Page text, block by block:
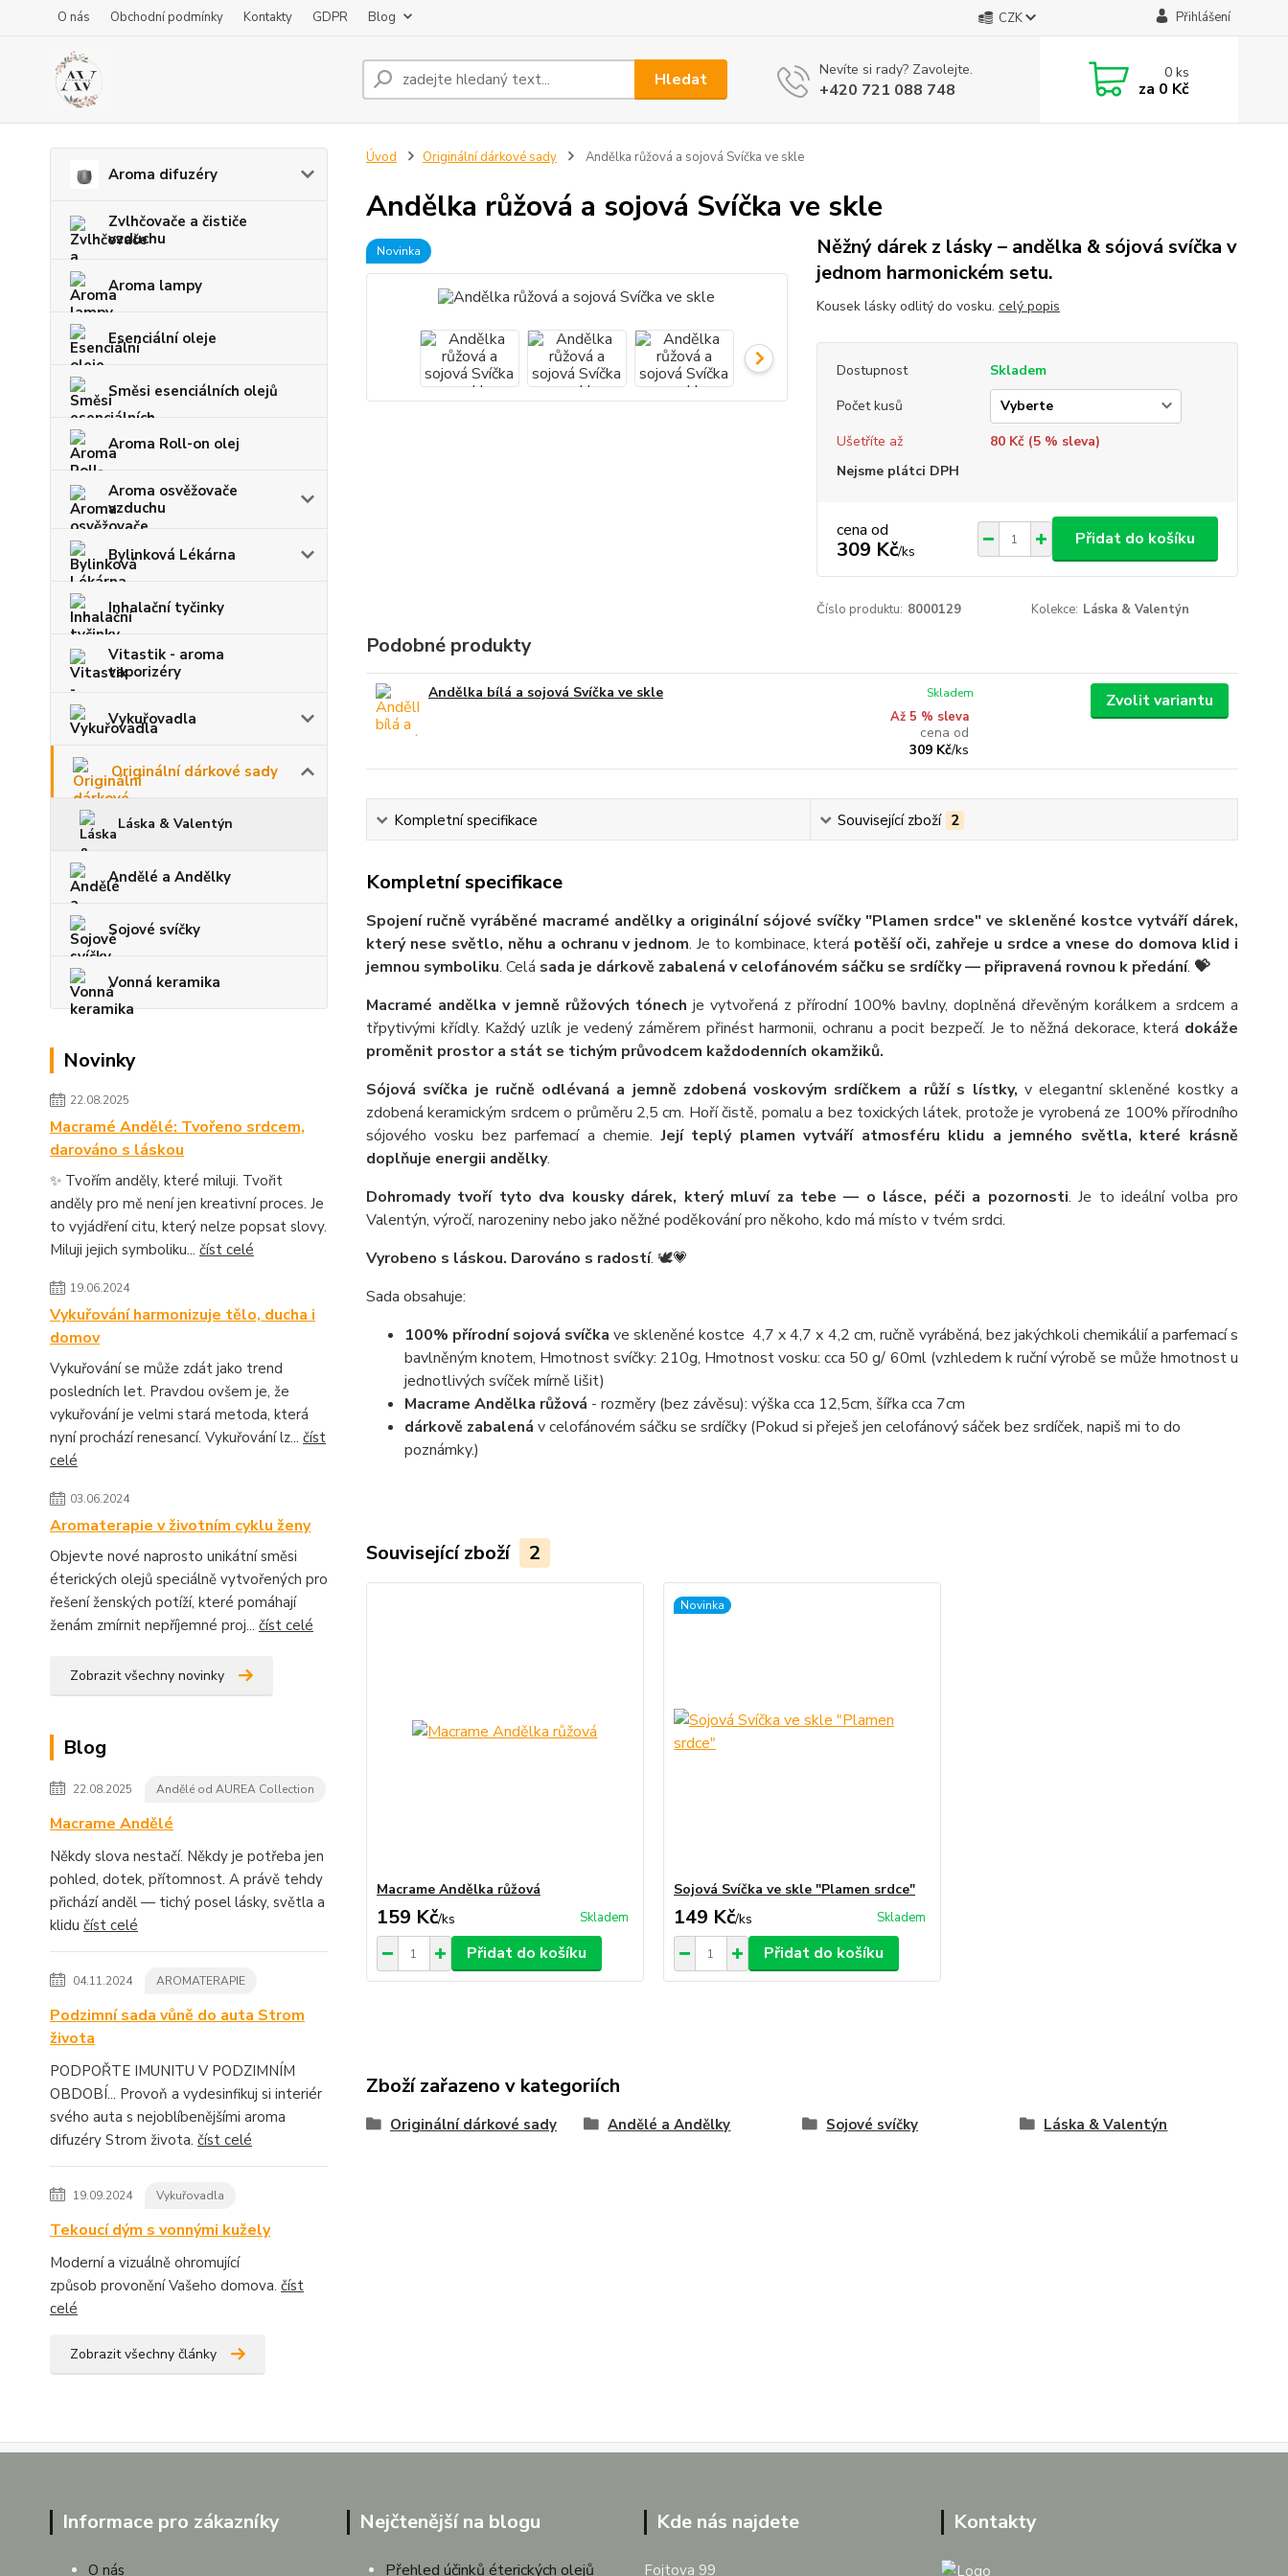
O nás Obchodní podmínky Kontakty GDPR Blog CZK Přihlášení
Hledat Nevíte si rady? Zavolejte.
+420 721 088 748
0ks
za 0 Kč
Aroma difuzéry
Zvlhčovače a čističe
vzduchu
Aroma lampy
Esenciální oleje
Směsi esenciálních olejů
Aroma Roll-on olej
Aroma osvěžovače
vzduchu
Bylinková Lékárna
Inhalační tyčinky
Vitastik - aroma
vaporizéry
Vykuřovadla
Originální dárkové sady
Láska & Valentýn
Andělé a Andělky
Sojové svíčky
Vonná keramika
Novinky
22.08.2025
Macramé Andělé: Tvořeno srdcem,
darováno s láskou
✨ Tvořím anděly, které miluji. Tvořit
anděly pro mě není jen kreativní proces. Je
to vyjádření citu, který nelze popsat slovy.
Miluji jejich symboliku... číst celé
19.06.2024
Vykuřování harmonizuje tělo, ducha i
domov
Vykuřování se může zdát jako trend
posledních let. Pravdou ovšem je, že
vykuřování je velmi stará metoda, která
nyní prochází renesancí. Vykuřování lz... číst
celé
03.06.2024
Aromaterapie v životním cyklu ženy
Objevte nové naprosto unikátní směsi
éterických olejů speciálně vytvořených pro
řešení ženských potíží, které pomáhají
ženám zmírnit nepříjemné proj... číst celé
Zobrazit všechny novinky
Blog
22.08.2025 Andělé od AUREA Collection
Macrame Andělé
Někdy slova nestačí. Někdy je potřeba jen
pohled, dotek, přítomnost. A právě tehdy
přichází anděl — tichý posel lásky, světla a
klidu číst celé
04.11.2024 AROMATERAPIE
Podzimní sada vůně do auta Strom
života
PODPOŘTE IMUNITU V PODZIMNÍM
OBDOBÍ... Provoň a vydesinfikuj si interiér
svého auta s nejoblíbenějšími aroma
difuzéry Strom života. číst celé
19.09.2024 Vykuřovadla
Tekoucí dým s vonnými kužely
Moderní a vizuálně ohromující
způsob provonění Vašeho domova. číst
celé
Zobrazit všechny články
Úvod Originální dárkové sady Andělka růžová a sojová Svíčka ve skle
Andělka růžová a sojová Svíčka ve skle
Novinka
Něžný dárek z lásky – andělka & sójová svíčka v
jednom harmonickém setu.
Kousek lásky odlitý do vosku. celý popis
Dostupnost
Skladem
Počet kusů
Ušetříte až
80 Kč (5% sleva)
Nejsme plátci DPH
cena od
309 Kč/ks
Přidat do košíku
Číslo produktu: 8000129 Kolekce: Láska & Valentýn
Podobné produkty
Andělka bílá a sojová Svíčka ve skle
Až 5 % sleva
cena od
309 Kč/ks
Skladem Zvolit variantu
Kompletní specifikace Související zboží 2
Kompletní specifikace
Spojení ručně vyráběné macramé andělky a originální sójové svíčky "Plamen srdce" ve skleněné kostce vytváří dárek,
který nese světlo, něhu a ochranu v jednom. Je to kombinace, která potěší oči, zahřeje u srdce a vnese do domova klid i
jemnou symboliku. Celá sada je dárkově zabalená v celofánovém sáčku se srdíčky — připravená rovnou k předání. 💝
Macramé andělka v jemně růžových tónech je vytvořená z přírodní 100% bavlny, doplněná dřevěným korálkem a srdcem a
třpytivými křídly. Každý uzlík je vedený záměrem přinést harmonii, ochranu a pocit bezpečí. Je to něžná dekorace, která dokáže
proměnit prostor a stát se tichým průvodcem každodenních okamžiků.
Sójová svíčka je ručně odlévaná a jemně zdobená voskovým srdíčkem a růží s lístky, v elegantní skleněné kostky a
zdobená keramickým srdcem o průměru 2,5 cm. Hoří čistě, pomalu a bez toxických látek, protože je vyrobená ze 100% přírodního
sójového vosku bez parfemací a chemie.Její teplý plamen vytváří atmosféru klidu a jemného světla, které krásně
doplňuje energii andělky.
Dohromady tvoří tyto dva kousky dárek, který mluví za tebe — o lásce, péči a pozornosti. Je to ideální volba pro
Valentýn, výročí, narozeniny nebo jako něžné poděkování pro někoho, kdo má místo v tvém srdci.
Vyrobeno s láskou. Darováno s radostí. 🕊️💗
Sada obsahuje:
100% přírodní sojová svíčkave skleněné kostce 4,7 x 4,7 x 4,2 cm, ručně vyráběná, bez jakýchkoli chemikálií a parfemací s
bavlněným knotem, Hmotnost svíčky: 210g, Hmotnost vosku: cca 50 g/ 60ml (vzhledem k ruční výrobě se může hmotnost u
jednotlivých svíček mírně lišit)
Macrame Andělka růžová - rozměry (bez závěsu): výška cca 12,5cm, šířka cca 7cm
dárkově zabalená v celofánovém sáčku se srdíčky (Pokud si přeješ jen celofánový sáček bez srdíček, napiš mi to do
poznámky.)
Související zboží 2
Macrame Andělka růžová
159 Kč/ks Skladem
Přidat do košíku
Novinka
Sojová Svíčka ve skle "Plamen srdce"
149 Kč/ks Skladem
Přidat do košíku
Zboží zařazeno v kategoriích
Originální dárkové sady Andělé a Andělky Sojové svíčky Láska & Valentýn
Informace pro zákazníky
O nás
Nejčtenější na blogu
Přehled účinků éterických olejů
Kde nás najdete
Fojtova 99
Kontakty